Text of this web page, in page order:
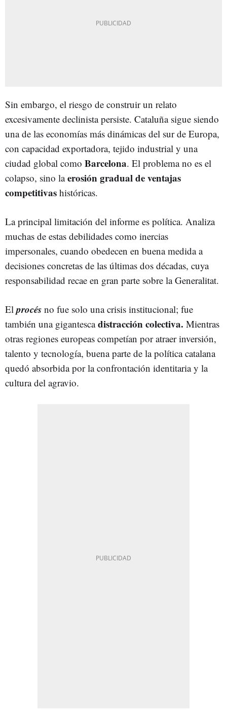
Sin embargo, el riesgo de construir un relato
excesivamente declinista persiste. Cataluña sigue siendo
una de las economías más dinámicas del sur de Europa,
con capacidad exportadora, tejido industrial y una
ciudad global como Barcelona. El problema no es el
colapso, sino laerosión gradual de ventajas
competitivas históricas.
La principal limitación del informe es política. Analiza
muchas de estas debilidades como inercias
impersonales, cuando obedecen en buena medida a
decisiones concretas de las últimas dos décadas, cuya
responsabilidad recae en gran parte sobre la Generalitat.
El procés no fue solo una crisis institucional; fue
también una gigantescadistracción colectiva. Mientras
otras regiones europeas competían por atraer inversión,
talento y tecnología, buena parte de la política catalana
quedó absorbida por la confrontación identitaria y la
cultura del agravio.